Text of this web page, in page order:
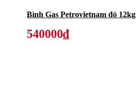
Bình Gas Petrovietnam đỏ 12kg
540000₫